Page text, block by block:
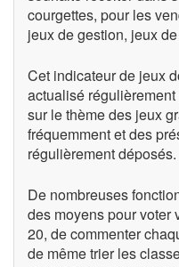
courgettes, pour les
jeux de gestion, jeux
Cet indicateur de jeux
actualisé
sur le thème des jeux
fréquemment et des
régulièrement déposés.
De nombreuses
des moyens pour voter
20, de commenter
de même trier les